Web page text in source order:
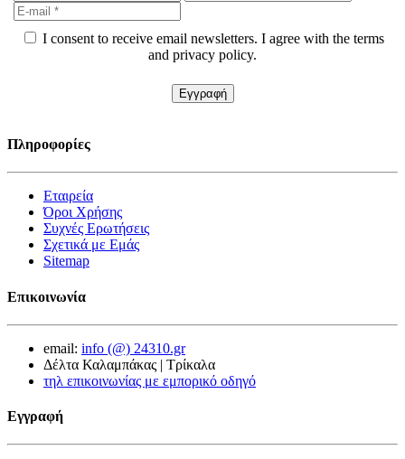
I consent to receive email newsletters. I agree with the terms
and privacy policy.
Πληροφορίες
Εταιρεία
Όροι Χρήσης
Συχνές Ερωτήσεις
Σχετικά με Εμάς
Sitemap
Επικοινωνία
email: info (@) 24310.gr
Δέλτα Καλαμπάκας | Τρίκαλα
τηλ επικοινωνίας με εμπορικό οδηγό
Εγγραφή